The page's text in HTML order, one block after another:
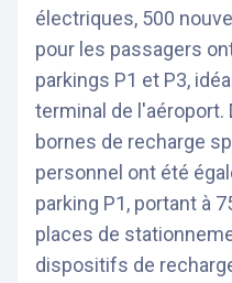
électriques, 500
pour les passagers
parkings P1 et P3,
terminal de
bornes de recharge
personnel ont été
parking P1, portant à
places de
dispositifs de